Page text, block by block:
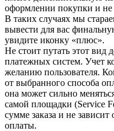
оформлении покупки и не
В таких случаях мы
вывести для вас
увидите иконку «плюс».
Не стоит путать этот вид
платежных систем. Учет
желанию пользователя.
от выбранного способа
она может сильно
самой площадки (Service
сумме заказа и не
оплаты.